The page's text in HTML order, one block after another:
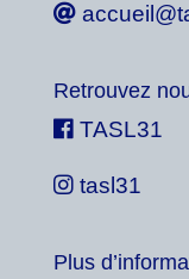
Retrouvez
TASL31
tasl31
Plus